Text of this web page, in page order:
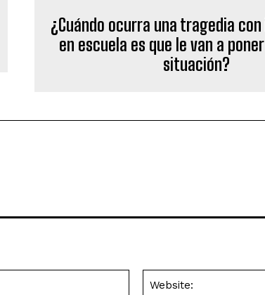
¿Cuándo ocurra una tragedia
en escuela es que le van a
situación?